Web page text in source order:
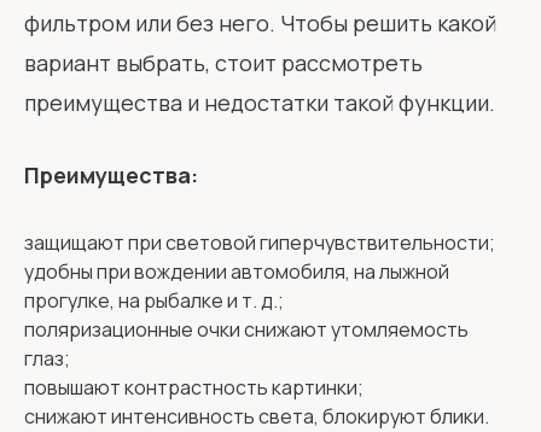
фильтром или без него. Чтобы решить какой
вариант выбрать, стоит рассмотреть
преимущества и недостатки такой функции.
Преимущества:
защищают при световой гиперчувствительности;
удобны при вождении автомобиля, на лыжной
прогулке, на рыбалке и т. д.;
поляризационные очки снижают утомляемость
глаз;
повышают контрастность картинки;
снижают интенсивность света, блокируют блики.